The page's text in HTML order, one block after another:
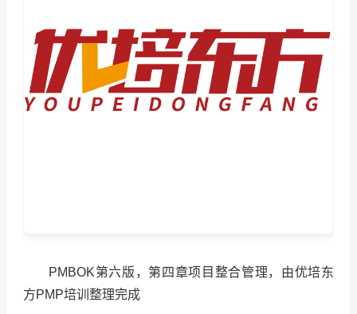
PMBOK第六版，第四章项目整合管理，由优培东
方PMP培训整理完成